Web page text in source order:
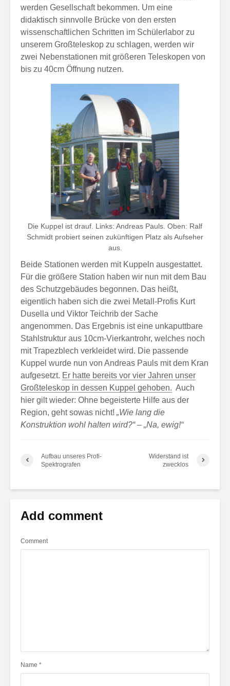
werden Gesellschaft bekommen. Um eine
didaktisch sinnvolle Brücke von den ersten
wissenschaftlichen Schritten im Schülerlabor zu
unserem Großteleskop zu schlagen, werden wir
zwei Nebenstationen mit größeren Teleskopen von
bis zu 40cm Öffnung nutzen.
Die Kuppel ist drauf. Links: Andreas Pauls. Oben: Ralf
Schmidt probiert seinen zukünftigen Platz als Aufseher
aus.
Beide Stationen werden mit Kuppeln ausgestattet.
Für die größere Station haben wir nun mit dem Bau
des Schutzgebäudes begonnen. Das heißt,
eigentlich haben sich die zwei Metall-Profis Kurt
Dusella und Viktor Teichrib der Sache
angenommen. Das Ergebnis ist eine unkaputtbare
Stahlstruktur aus 10cm-Vierkantrohr, welches noch
mit Trapezblech verkleidet wird. Die passende
Kuppel wurde nun von Andreas Pauls mit dem Kran
aufgesetzt. Er hatte bereits vor vier Jahren unser
Großteleskop in dessen Kuppel gehoben. Auch
hier gilt wieder: Ohne begeisterte Hilfe aus der
Region, geht sowas nicht! „Wie lang die
Konstruktion wohl halten wird?“ – „Na, ewig!“
Aufbau unseres Profi-
Spektrografen
Widerstand ist
zwecklos
Add comment
Comment
Name *